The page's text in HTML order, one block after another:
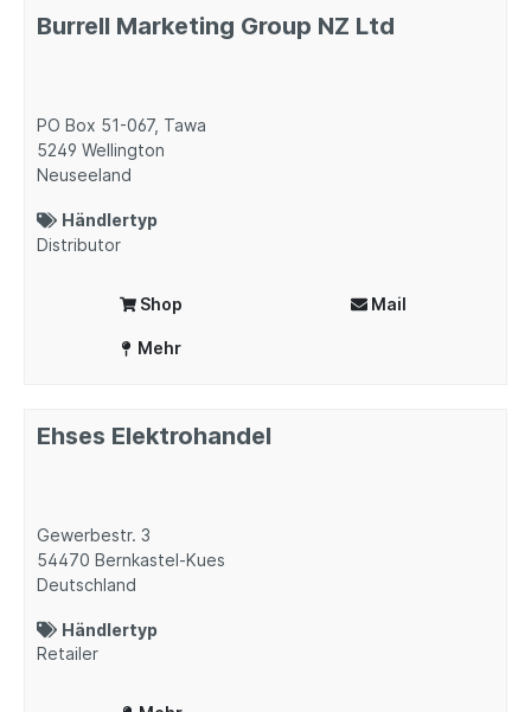
Burrell Marketing Group NZ Ltd
PO Box 51-067, Tawa
5249 Wellington
Neuseeland
Händlertyp
Distributor
Shop Mail
Mehr
Ehses Elektrohandel
Gewerbestr. 3
54470 Bernkastel-Kues
Deutschland
Händlertyp
Retailer